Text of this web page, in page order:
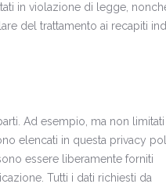
in violazione di legge,
del trattamento ai recapiti
Ad esempio, ma non limitati
elencati in questa privacy
essere liberamente forniti
Tutti i dati richiesti da